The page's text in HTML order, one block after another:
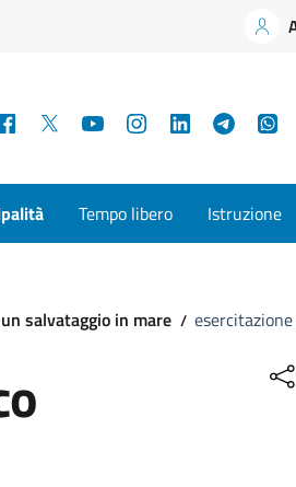
Facebook YouTubeInstagramLinkedIn
Tempo libero Istruzione
salvataggio in mare